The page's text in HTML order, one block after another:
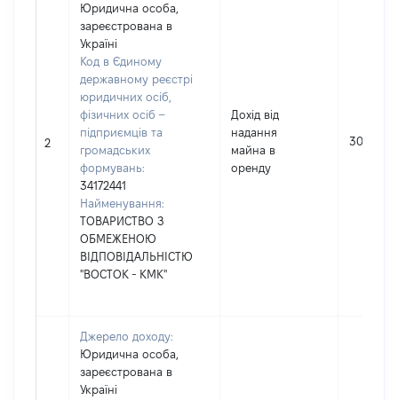
2
Юридична особа,
зареєстрована в
Україні
Код в Єдиному
державному реєстрі
юридичних осіб,
фізичних осіб –
підприємців та
громадських
формувань:
34172441
Найменування:
ТОВАРИСТВО З
ОБМЕЖЕНОЮ
ВІДПОВІДАЛЬНІСТЮ
"ВОСТОК - КМК"
Дохід від
надання
майна в
оренду
30061
Джерело доходу:
Юридична особа,
зареєстрована в
Україні